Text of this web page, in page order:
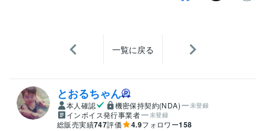
一覧に戻る
とおるちゃん
本人確認 機密保持契約(NDA) 未登録
インボイス発行事業者 未登録
総販売実績747評価 4.9フォロワー158